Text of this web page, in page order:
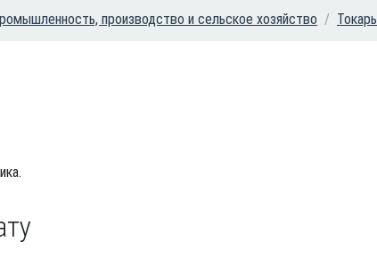
производство и сельское хозяйство Токарь